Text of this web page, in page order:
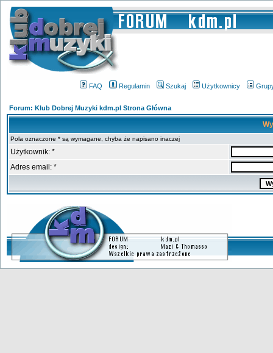
FAQ Regulamin Szukaj Użytkownicy
Forum: Klub Dobrej Muzyki kdm.pl Strona Główna
Pola oznaczone * są wymagane, chyba że napisano inaczej
Użytkownik: *
Adres email: *